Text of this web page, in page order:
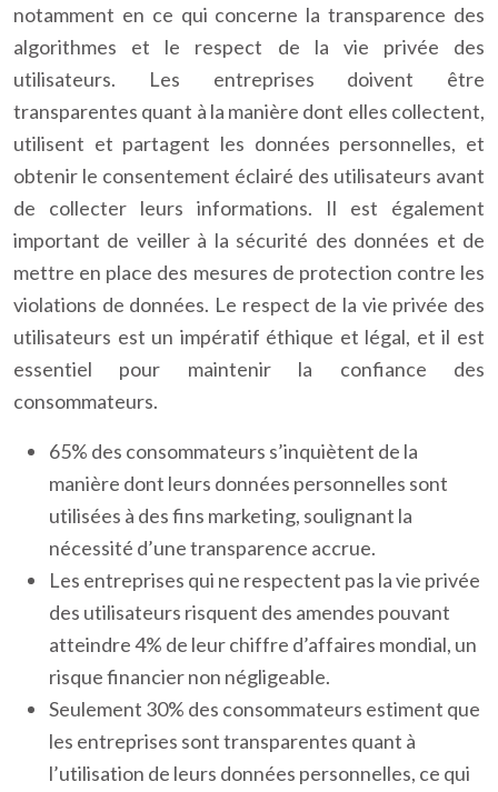
notamment en ce qui concerne la transparence des
algorithmes et le respect de la vie privée des
utilisateurs. Les entreprises doivent être
transparentes quant à la manière dont elles collectent,
utilisent et partagent les données personnelles, et
obtenir le consentement éclairé des utilisateurs avant
de collecter leurs informations. Il est également
important de veiller à la sécurité des données et de
mettre en place des mesures de protection contre les
violations de données. Le respect de la vie privée des
utilisateurs est un impératif éthique et légal, et il est
essentiel pour maintenir la confiance des
consommateurs.
65% des consommateurs s’inquiètent de la
manière dont leurs données personnelles sont
utilisées à des fins marketing, soulignant la
nécessité d’une transparence accrue.
Les entreprises qui ne respectent pas la vie privée
des utilisateurs risquent des amendes pouvant
atteindre 4% de leur chiffre d’affaires mondial, un
risque financier non négligeable.
Seulement 30% des consommateurs estiment que
les entreprises sont transparentes quant à
l’utilisation de leurs données personnelles, ce qui